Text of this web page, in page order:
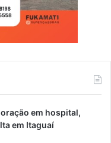
em hospital,
em Itaguaí